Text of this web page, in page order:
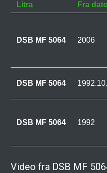
Litra Fra dato
DSB MF 5064 2006
DSB MF 5064
DSB MF 5064 1992
Video fra DSB MF